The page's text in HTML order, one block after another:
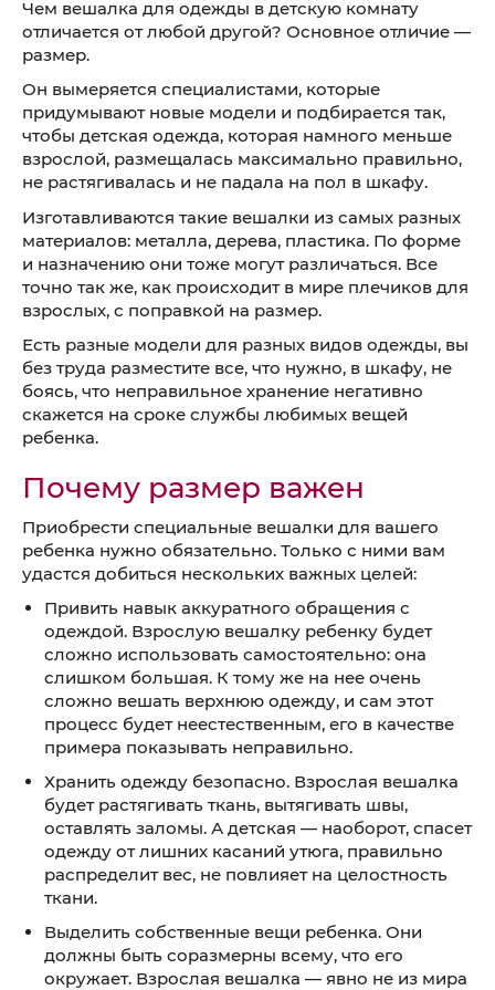
Чем вешалка для одежды в детскую комнату
отличается от любой другой? Основное отличие —
размер.
Он вымеряется специалистами, которые
придумывают новые модели и подбирается так,
чтобы детская одежда, которая намного меньше
взрослой, размещалась максимально правильно,
не растягивалась и не падала на пол в шкафу.
Изготавливаются такие вешалки из самых разных
материалов: металла, дерева, пластика. По форме
и назначению они тоже могут различаться. Все
точно так же, как происходит в мире плечиков для
взрослых, с поправкой на размер.
Есть разные модели для разных видов одежды, вы
без труда разместите все, что нужно, в шкафу, не
боясь, что неправильное хранение негативно
скажется на сроке службы любимых вещей
ребенка.
Почему размер важен
Приобрести специальные вешалки для вашего
ребенка нужно обязательно. Только с ними вам
удастся добиться нескольких важных целей:
Привить навык аккуратного обращения с
одеждой. Взрослую вешалку ребенку будет
сложно использовать самостоятельно: она
слишком большая. К тому же на нее очень
сложно вешать верхнюю одежду, и сам этот
процесс будет неестественным, его в качестве
примера показывать неправильно.
Хранить одежду безопасно. Взрослая вешалка
будет растягивать ткань, вытягивать швы,
оставлять заломы. А детская — наоборот, спасет
одежду от лишних касаний утюга, правильно
распределит вес, не повлияет на целостность
ткани.
Выделить собственные вещи ребенка. Они
должны быть соразмерны всему, что его
окружает. Взрослая вешалка — явно не из мира